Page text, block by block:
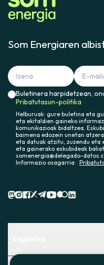
Som Energiaren
Buletinera harpidetzean,
Pribatutasun-politika
Helburuak: gure buletina eta
eta ekitaldien gaineko
komunikazioak bidaltzea.
baimena edozein unetan
eta datuak atzitu, zuzendu eta
eta gainerako eskubideak
somenergia@delegado-
Informazio osagarria:
Centro de Ayuda